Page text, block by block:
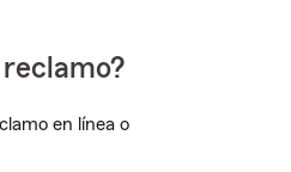
en línea o